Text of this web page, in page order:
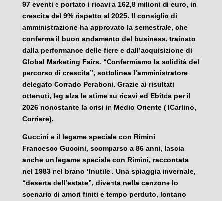
97 eventi e portato i ricavi a 162,8 milioni di euro, in
crescita del 9% rispetto al 2025. Il consiglio di
amministrazione ha approvato la semestrale, che
conferma il buon andamento del business, trainato
dalla performance delle fiere e dall’acquisizione di
Global Marketing Fairs. “Confermiamo la solidità del
percorso di crescita”, sottolinea l’amministratore
delegato Corrado Peraboni. Grazie ai risultati
ottenuti, Ieg alza le stime su ricavi ed Ebitda per il
2026 nonostante la crisi in Medio Oriente (ilCarlino,
Corriere).
Guccini e il legame speciale con Rimini
Francesco Guccini, scomparso a 86 anni, lascia
anche un legame speciale con Rimini, raccontata
nel 1983 nel brano ‘Inutile’. Una spiaggia invernale,
“deserta dell’estate”, diventa nella canzone lo
scenario di amori finiti e tempo perduto, lontano